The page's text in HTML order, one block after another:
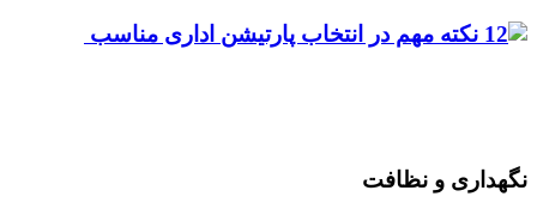
نگهداری و نظافت